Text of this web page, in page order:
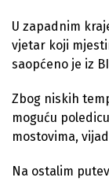
U zapadnim
vjetar koji
saopćeno je iz
Zbog niskih
moguću
mostovima,
Na ostalim